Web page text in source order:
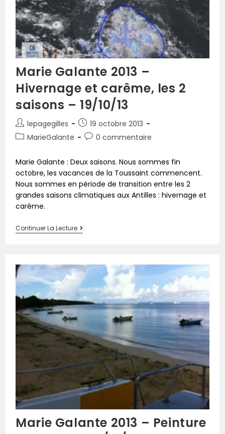
Marie Galante 2013 –
Hivernage et carême, les 2
saisons – 19/10/13
lepagegilles
19 octobre 2013
MarieGalante
0 commentaire
Marie Galante : Deux saisons. Nous sommes fin
octobre, les vacances de la Toussaint commencent.
Nous sommes en période de transition entre les 2
grandes saisons climatiques aux Antilles : hivernage et
carême.
Continuer La Lecture
Marie Galante 2013 – Peinture